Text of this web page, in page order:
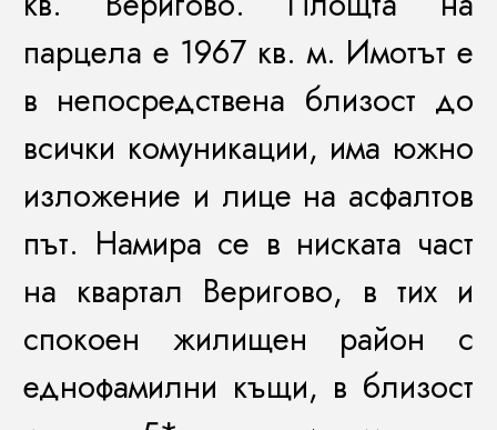
парцела е 1967 кв.м. Имотът е
в непосредствена близост до
всички комуникации, има южно
изложение и лице на асфалтов
път. Намира се в ниската част
на квартал Веригово, в тих и
спокоен жилищен район с
еднофамилни къщи, в близост